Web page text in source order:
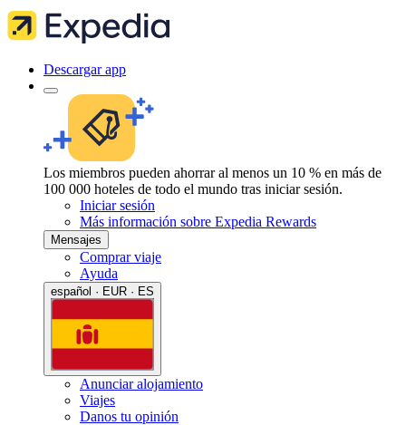
Descargar app
Los miembros pueden ahorrar al menos un 10 % en más de
100 000 hoteles de todo el mundo tras iniciar sesión.
Iniciar sesión
Más información sobre Expedia Rewards
Mensajes
Comprar viaje
Ayuda
español · EUR · ES
Anunciar alojamiento
Viajes
Danos tu opinión